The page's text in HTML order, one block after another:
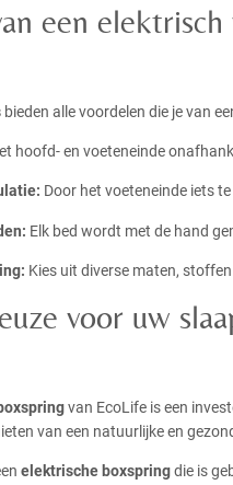
een
bieden alle voordelen die je van
hoofd- en voeteneinde
Door het voeteneinde iets
Elk bed wordt met de hand
Kies uit diverse maten,
voor uw
van EcoLife is een
van een natuurlijke en
elektrische boxspringdie is